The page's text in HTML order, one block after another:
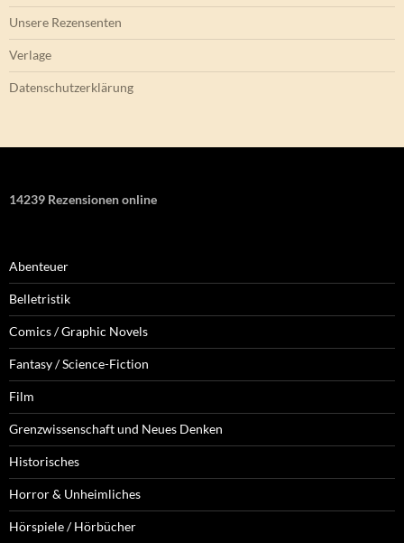
Unsere Rezensenten
Verlage
Datenschutzerklärung
14239 Rezensionen online
Abenteuer
Belletristik
Comics / Graphic Novels
Fantasy / Science-Fiction
Film
Grenzwissenschaft und Neues Denken
Historisches
Horror & Unheimliches
Hörspiele / Hörbücher